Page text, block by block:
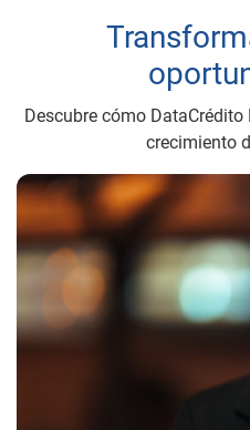
Descubre cómo
crecimiento